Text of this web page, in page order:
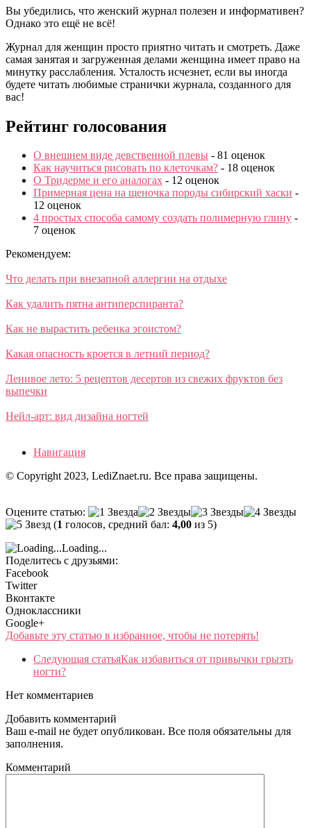
Вы убедились, что женский журнал полезен и информативен?
Однако это ещё не всё!
Журнал для женщин просто приятно читать и смотреть. Даже
самая занятая и загруженная делами женщина имеет право на
минутку расслабления. Усталость исчезнет, если вы иногда
будете читать любимые странички журнала, созданного для
вас!
Рейтинг голосования
О внешнем виде девственной плевы - 81 оценок
Как научиться рисовать по клеточкам? - 18 оценок
О Тридерме и его аналогах - 12 оценок
Примерная цена на щеночка породы сибирский хаски -
12 оценок
4 простых способа самому создать полимерную глину -
7 оценок
Рекомендуем:
Что делать при внезапной аллергии на отдыхе
Как удалить пятна антиперспиранта?
Как не вырастить ребенка эгоистом?
Какая опасность кроется в летний период?
Ленивое лето: 5 рецептов десертов из свежих фруктов без
выпечки
Нейл-арт: вид дизайна ногтей
Навигация
© Copyright 2023, LediZnaet.ru. Все права защищены.
Оцените статью:
(1 голосов, средний бал: 4,00 из 5)
Loading...
Поделитесь с друзьями:
Facebook
Twitter
Вконтакте
Одноклассники
Google+
Добавьте эту статью в избранное, чтобы не потерять!
Следующая статьяКак избавиться от привычки грызть
ногти?
Нет комментариев
Добавить комментарий
Ваш e-mail не будет опубликован. Все поля обязательны для
заполнения.
Комментарий